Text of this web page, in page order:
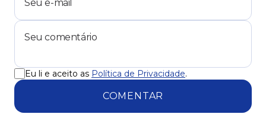
Eu li e aceito as Política de Privacidade.
COMENTAR